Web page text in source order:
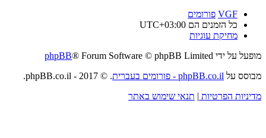
VGF פורומים
כל הזמנים הם UTC+03:00
מחיקת עוגיות
מופעל על ידי
phpBB® Forum Software © phpBB Limited
מבוסס על phpBB.co.il - פורומים בעברית
. © 2017 - phpBB.co.il.
מדיניות הפרטיות | תנאי שימוש באתר